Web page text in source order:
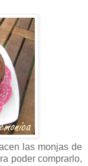
las monjas de
poder comprarlo,